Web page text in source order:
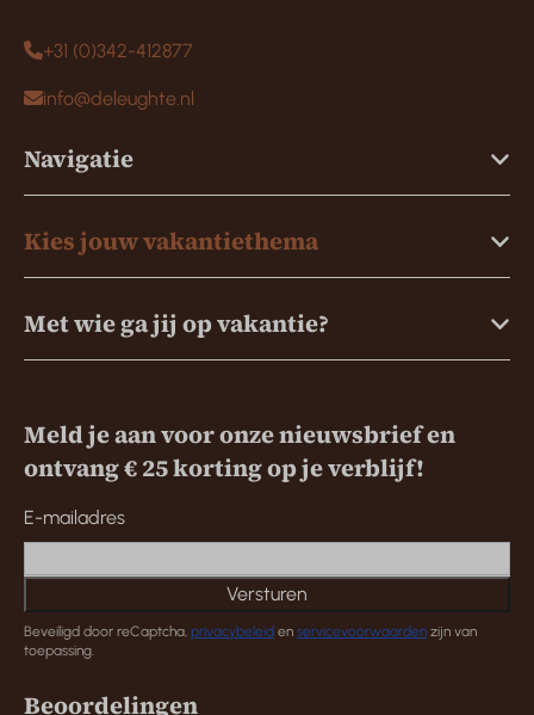
+31 (0)342-412877
info@deleughte.nl
Navigatie
Kies jouw vakantiethema
Met wie ga jij op vakantie?
Meld je aan voor onze nieuwsbrief en
ontvang € 25 korting op je verblijf!
E-mailadres
Versturen
Beveiligd door reCaptcha, privacybeleid en servicevoorwaarden zijn van
toepassing.
Beoordelingen